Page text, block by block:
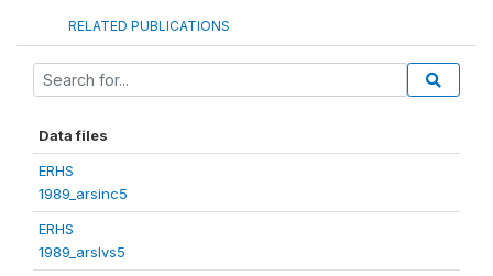
RELATED PUBLICATIONS
Data files
ERHS
1989_arsinc5
ERHS
1989_arslvs5